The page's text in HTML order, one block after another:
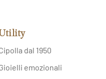
dal 1950
emozionali